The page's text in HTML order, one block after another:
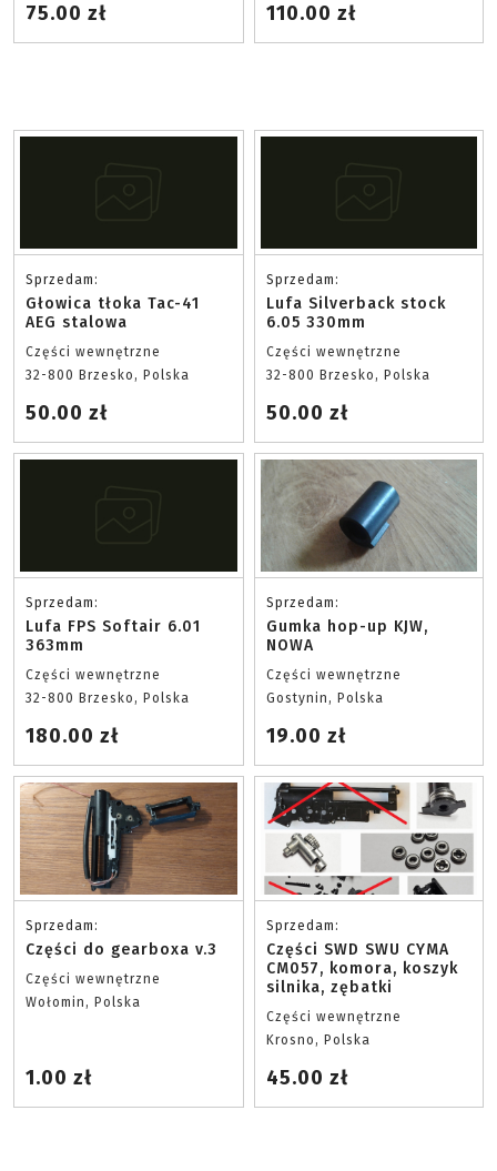
75.00 zł 110.00 zł
Sprzedam:
Głowica tłoka Tac-41
AEG stalowa
Części wewnętrzne
32-800 Brzesko, Polska
50.00 zł
Sprzedam:
Lufa Silverback stock
6.05 330mm
Części wewnętrzne
32-800 Brzesko, Polska
50.00 zł
Sprzedam:
Lufa FPS Softair 6.01
363mm
Części wewnętrzne
32-800 Brzesko, Polska
180.00 zł
Sprzedam:
Gumka hop-up KJW,
NOWA
Części wewnętrzne
Gostynin, Polska
19.00 zł
Sprzedam:
Części do gearboxa v.3
Części wewnętrzne
Wołomin, Polska
1.00 zł
Sprzedam:
Części SWD SWU CYMA
CM057, komora, koszyk
silnika, zębatki
Części wewnętrzne
Krosno, Polska
45.00 zł